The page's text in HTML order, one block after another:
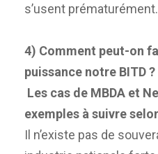
s’usent prématurément.
4) Comment peut-on
puissance notre BITD ?
Les cas de MBDA et
exemples à suivre
Il n’existe pas de